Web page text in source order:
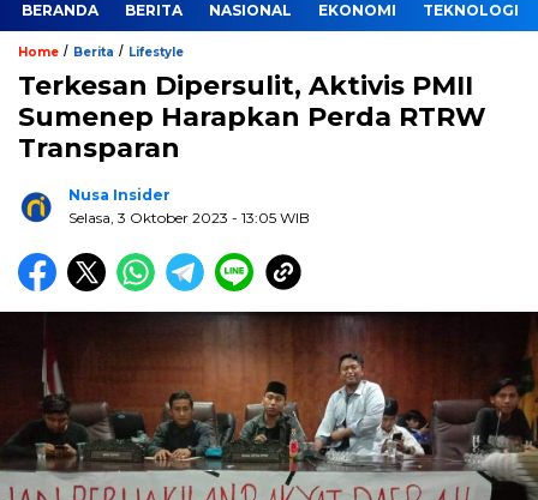
BERANDA BERITA NASIONAL EKONOMI TEKNOLOGI
Home / Berita / Lifestyle
Terkesan Dipersulit, Aktivis PMII
Sumenep Harapkan Perda RTRW
Transparan
Nusa Insider
Selasa, 3 Oktober 2023 - 13:05 WIB